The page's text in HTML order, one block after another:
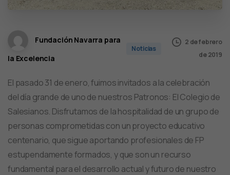
Fundación Navarra para
la Excelencia
Noticias
2 de febrero
de 2019
El pasado 31 de enero, fuimos invitados a la celebración
del día grande de uno de nuestros Patronos: El Colegio de
Salesianos. Disfrutamos de la hospitalidad de un grupo de
personas comprometidas con un proyecto educativo
centenario, que sigue aportando profesionales de FP
estupendamente formados, y que son un recurso
fundamental para el desarrollo actual y futuro de nuestro